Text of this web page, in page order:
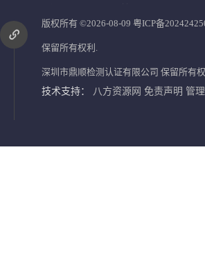
版权所有 ©2026-08-09 粤ICP备
保留所有权利.
深圳市鼎顺检测认证有限公司 保留所有
技术支持： 八方资源网 免责声明 管